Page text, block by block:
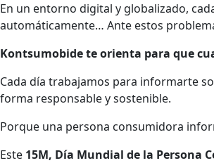
En un entorno digital y globalizado,
automáticamente… Ante estos
Kontsumobide te orienta para que
Cada día trabajamos para informarte
forma responsable y sostenible.
Porque una persona consumidora
Este 15M, Día Mundial de la Persona